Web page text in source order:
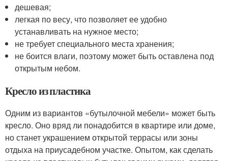
дешевая;
легкая по весу, что позволяет ее удобно
устанавливать на нужное место;
не требует специального места хранения;
не боится влаги, поэтому может быть оставлена под
открытым небом.
Кресло из пластика
Одним из вариантов «бутылочной мебели» может быть
кресло. Оно вряд ли понадобится в квартире или доме,
но станет украшением открытой террасы или зоны
отдыха на приусадебном участке. Опытом, как сделать